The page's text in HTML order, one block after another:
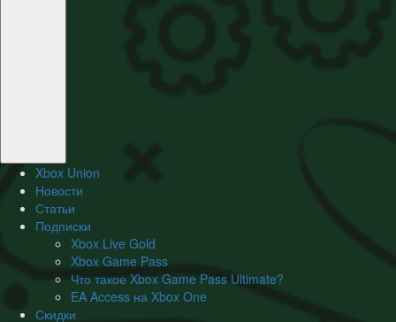
Xbox Union
Новости
Статьи
Подписки
Xbox Live Gold
Xbox Game Pass
Что такое Xbox Game Pass Ultimate?
EA Access на Xbox One
Скидки